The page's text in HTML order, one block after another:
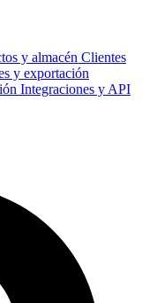
y almacén Clientes
y exportación
Integraciones y API